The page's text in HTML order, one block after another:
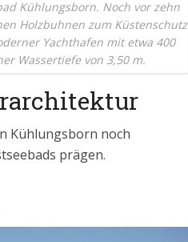
Kühlungsborn. Noch vor zehn
Holzbuhnen zum Küstenschutz
Yachthafen mit etwa 400
Wassertiefe von 3,50 m.
Kühlungsborn noch
prägen.